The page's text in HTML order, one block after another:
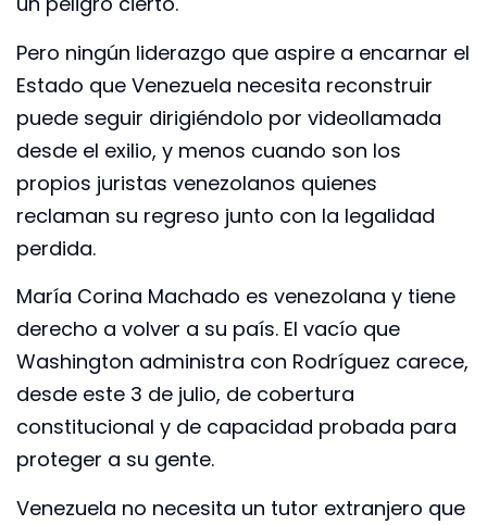
Pero ningún liderazgo que aspire a encarnar el
Estado que Venezuela necesita reconstruir
puede seguir dirigiéndolo por videollamada
desde el exilio, y menos cuando son los
propios juristas venezolanos quienes
reclaman su regreso junto con la legalidad
perdida.
María Corina Machado es venezolana y tiene
derecho a volver a su país. El vacío que
Washington administra con Rodríguez carece,
desde este 3 de julio, de cobertura
constitucional y de capacidad probada para
proteger a su gente.
Venezuela no necesita un tutor extranjero que